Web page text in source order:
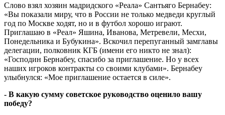
Слово взял хозяин мадридского «Реала» Сантьяго Бернабеу:
«Вы показали миру, что в России не только медведи круглый
год по Москве ходят, но и в футбол хорошо играют.
Приглашаю в «Реал» Яшина, Иванова, Метревели, Месхи,
Понедельника и Бубукина». Вскочил перепуганный замглавы
делегации, полковник КГБ (имени его никто не знал):
«Господин Бернабеу, спасибо за приглашение. Но у всех
наших игроков контракты со своими клубами». Бернабеу
улыбнулся: «Мое приглашение остается в силе».
- В какую сумму советское руководство оценило вашу
победу?